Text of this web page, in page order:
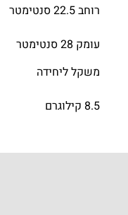
רוחב 22.5 סנטימטר
עומק 28 סנטימטר
משקל ליחידה
8.5 קילוגרם